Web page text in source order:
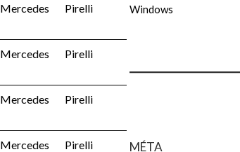
Mercedes Pirelli
Mercedes Pirelli
Mercedes Pirelli
Mercedes Pirelli
Windows
MÉTA